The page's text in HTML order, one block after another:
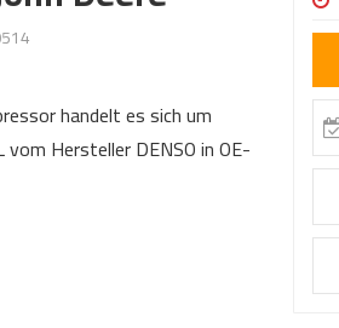
handelt es sich um
vom Hersteller DENSO in OE-